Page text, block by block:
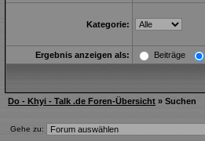
Kategorie:
Ergebnis anzeigen als: Beiträge
Do - Khyi - Talk .de Foren-Übersicht » Suchen
Gehe zu: